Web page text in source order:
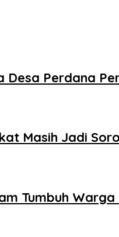
Perdana
Masih Jadi
Tumbuh